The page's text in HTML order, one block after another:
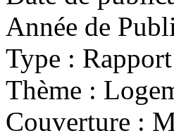
Année de
Type : Rapport
Thème :
Couverture :